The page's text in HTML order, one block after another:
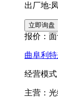
出厂地:
报价：
曲阜利
经营模
主营：